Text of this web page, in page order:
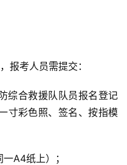
报考人员需提交：
合救援队队员报名登记
寸彩色照、签名、按指模
A4纸上）；